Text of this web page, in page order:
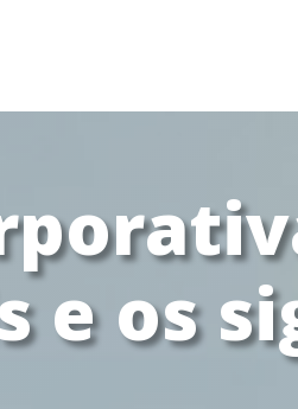
e os